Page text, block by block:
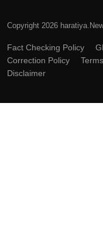
Copyright 2026
Fact Checking Policy
Correction Policy
Disclaimer